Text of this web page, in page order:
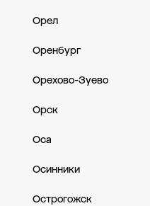
Орел
Оренбург
Орехово-Зуево
Орск
Оса
Осинники
Острогожск